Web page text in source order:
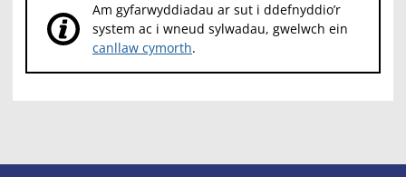
Am gyfarwyddiadau ar sut i ddefnyddio’r
system ac i wneud sylwadau, gwelwch ein
canllaw cymorth.